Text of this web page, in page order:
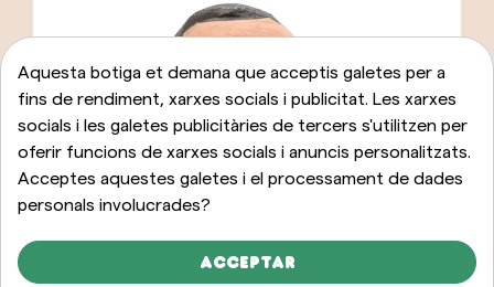
Aquesta botiga et demana que acceptis galetes per a
fins de rendiment, xarxes socials i publicitat. Les xarxes
socials i les galetes publicitàries de tercers s'utilitzen per
oferir funcions de xarxes socials i anuncis personalitzats.
Acceptes aquestes galetes i el processament de dades
personals involucrades?
Acceptar